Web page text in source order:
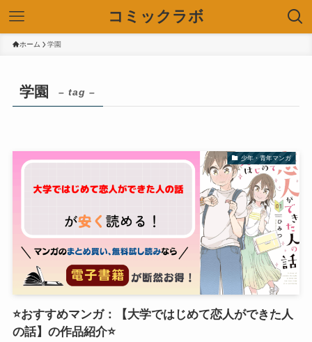
コミックラボ
ホーム 学園
学園 – tag –
少年・青年マンガ
⭐おすすめマンガ：【大学ではじめて恋人ができた人
の話】の作品紹介⭐